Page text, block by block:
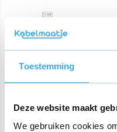
Toestemming
Deze website maakt
We gebruiken cookies
Originele USB-C naar
Lightning kabel 1M